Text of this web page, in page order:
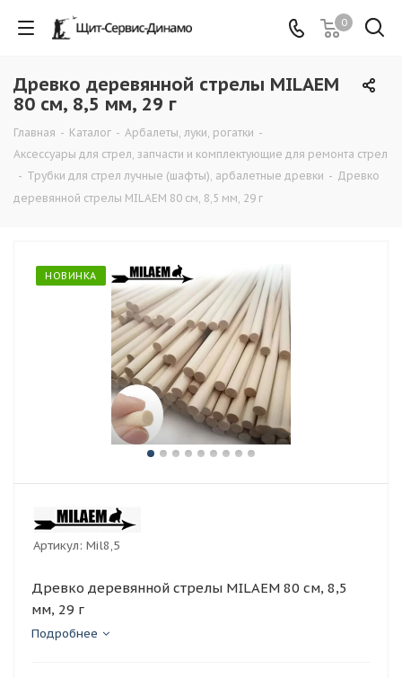
0
Древко деревянной стрелы MILAEM
80 см, 8,5 мм, 29 г
Главная - Каталог - Арбалеты, луки, рогатки -
Аксессуары для стрел, запчасти и комплектующие для ремонта стрел
- Трубки для стрел лучные (шафты), арбалетные древки - Древко
деревянной стрелы MILAEM 80 см, 8,5 мм, 29 г
НОВИНКА
Артикул: Mil8,5
Древко деревянной стрелы MILAEM 80 см, 8,5
мм, 29 г
Подробнее